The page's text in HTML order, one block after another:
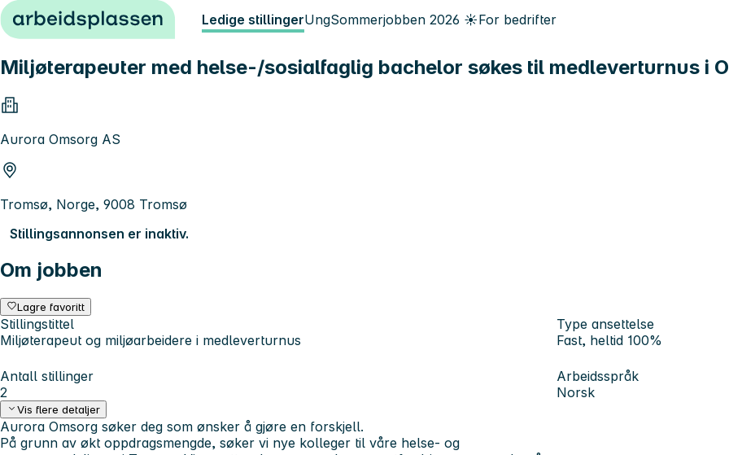
Hopp til innhold Ledige stillingerUngSommerjobben 2026 ☀️For bedrifter
Miljøterapeuter med helse-/sosialfaglig bachelor søkes til medleverturnus i
Aurora Omsorg AS
Tromsø, Norge, 9008 Tromsø
Stillingsannonsen er inaktiv.
Om jobben
Lagre favoritt
Stillingstittel
Miljøterapeut og miljøarbeidere i medleverturnus
Type ansettelse
Fast, heltid 100%
Antall stillinger
2
Arbeidsspråk
Norsk
Vis flere detaljer
Aurora Omsorg søker deg som ønsker å gjøre en forskjell.
På grunn av økt oppdragsmengde, søker vi nye kolleger til våre helse- og